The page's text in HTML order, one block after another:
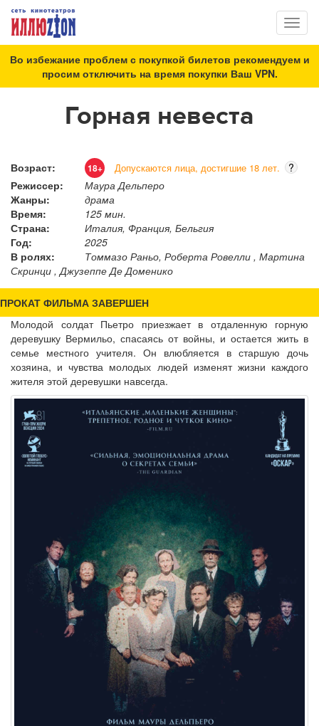
Во избежание проблем с покупкой билетов рекомендуем и
просим отключить на время покупки Ваш VPN.
Горная невеста
Возраст: 18+ Допускаются лица, достигшие 18 лет.
?
Режиссер:
Маура Дельперо
Жанры:
драма
Время:
125 мин.
Страна:
Италия, Франция, Бельгия
Год:
2025
В ролях:
Томмазо Раньо, Роберта Ровелли , Мартина
Скринци , Джузеппе Де Доменико
ПРОКАТ ФИЛЬМА ЗАВЕРШЕН
Молодой солдат Пьетро приезжает в отдаленную горную
деревушку Вермильо, спасаясь от войны, и остается жить в
семье местного учителя. Он влюбляется в старшую дочь
хозяина, и чувства молодых людей изменят жизни каждого
жителя этой деревушки навсегда.